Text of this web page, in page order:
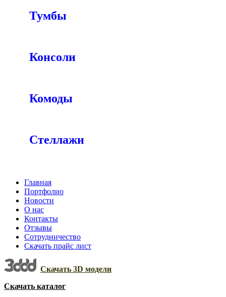
Тумбы
Консоли
Комоды
Стеллажи
Главная
Портфолио
Новости
О нас
Контакты
Отзывы
Сотрудничество
Скачать прайс лист
Скачать 3D модели
Скачать каталог